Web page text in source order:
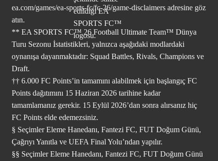
ea.com/games/ea-sports-fc/fc-26/game-disclaimers adresine göz
atın.
** EA SPORTS FC™ 26 Football Ultimate Team™ Dünya
Turu Sezonu İstatistikleri, yalnızca aşağıdaki modlardaki
oynanışa dayanmaktadır: Squad Battles, Rivals, Champions ve
Draft.
†† 6.000 FC Points’in tamamını alabilmek için başlangıç FC
Points dağıtımını 15 Haziran 2026 tarihine kadar
tamamlamanız gerekir. 15 Eylül 2026’dan sonra alırsanız hiç
FC Points elde edemezsiniz.
§ Seçimler Eleme Hanedanı, Fantezi FC, FUT Doğum Günü,
Çağrıyı Yanıtla ve UEFA Final Yolu’ndan yapılır.
§§ Seçimler Eleme Hanedanı, Fantezi FC, FUT Doğum Günü